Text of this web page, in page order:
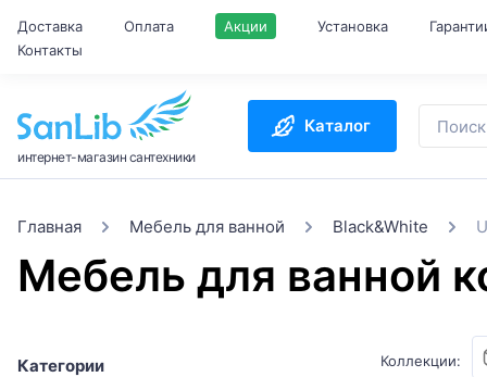
Доставка Оплата Акции Установка
Контакты
интернет-магазин сантехники
Каталог
Главная Мебель для ванной Black&White
Мебель для ванной
Категории Коллекции: